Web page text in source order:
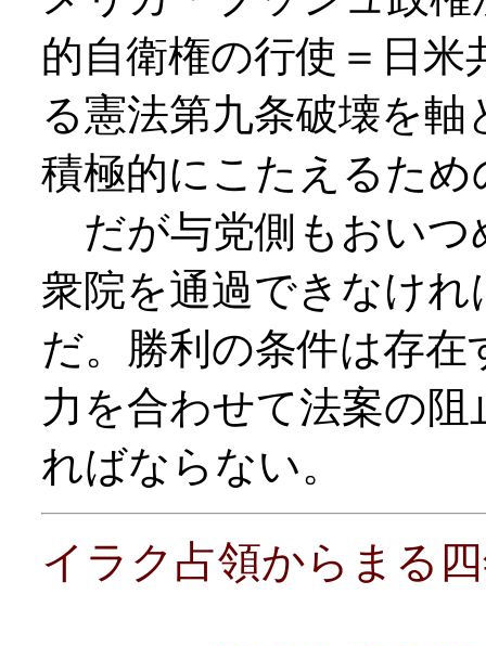
的自衛権の行使＝日
る憲法第九条破壊を
積極的にこたえるた
だが与党側もおいつ
衆院を通過できなけ
だ。勝利の条件は存
力を合わせて法案の
ればならない。
イラク占領からまる